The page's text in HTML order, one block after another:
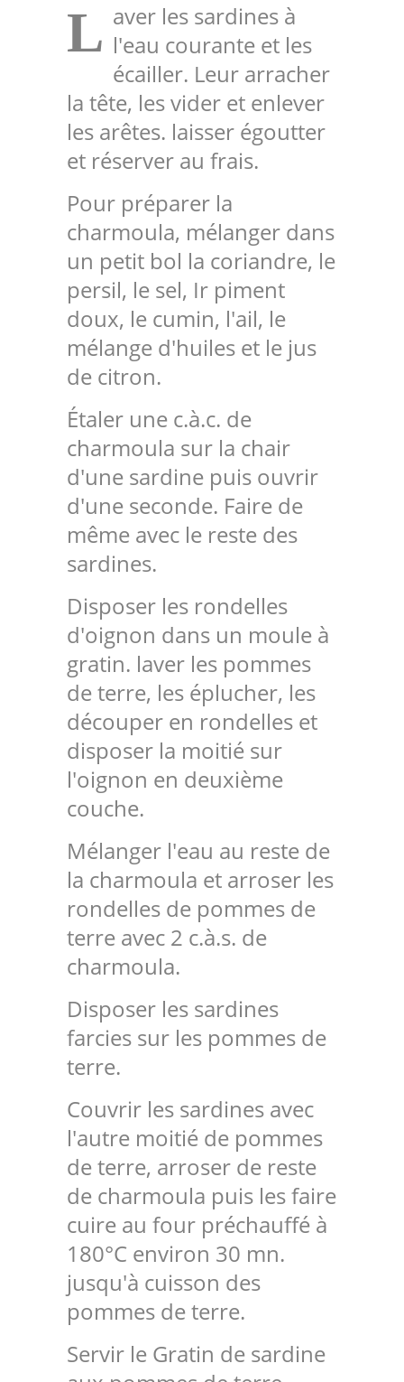
L aver les sardines à
l'eau courante et les
écailler. Leur arracher
la tête, les vider et enlever
les arêtes. laisser égoutter
et réserver au frais.
Pour préparer la
charmoula, mélanger dans
un petit bol la coriandre, le
persil, le sel, Ir piment
doux, le cumin, l'ail, le
mélange d'huiles et le jus
de citron.
Étaler une c.à.c. de
charmoula sur la chair
d'une sardine puis ouvrir
d'une seconde. Faire de
même avec le reste des
sardines.
Disposer les rondelles
d'oignon dans un moule à
gratin. laver les pommes
de terre, les éplucher, les
découper en rondelles et
disposer la moitié sur
l'oignon en deuxième
couche.
Mélanger l'eau au reste de
la charmoula et arroser les
rondelles de pommes de
terre avec 2 c.à.s. de
charmoula.
Disposer les sardines
farcies sur les pommes de
terre.
Couvrir les sardines avec
l'autre moitié de pommes
de terre, arroser de reste
de charmoula puis les faire
cuire au four préchauffé à
180°C environ 30 mn.
jusqu'à cuisson des
pommes de terre.
Servir le Gratin de sardine